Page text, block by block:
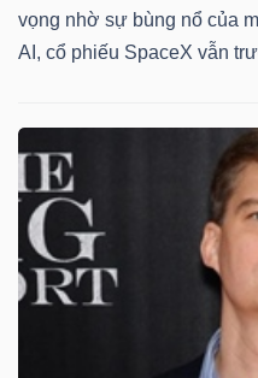
vọng nhờ sự bùng nổ của
AI, cổ phiếu SpaceX vẫn
Dữ
liệu
tài
chính